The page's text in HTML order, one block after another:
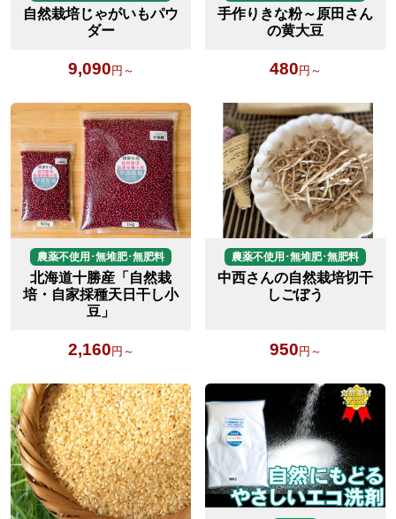
自然栽培じゃがいもパウ
ダー
9,090 円～
手作りきな粉～原田さん
の黄大豆
480 円～
農薬不使用･無堆肥･無肥料
北海道十勝産「自然栽
培・自家採種天日干し小
豆」
2,160 円～
農薬不使用･無堆肥･無肥料
中西さんの自然栽培切干
しごぼう
950 円～